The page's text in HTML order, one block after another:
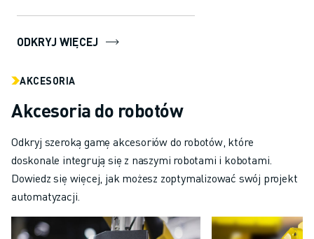
pomocniczych. Ro...
ODKRYJ WIĘCEJ
AKCESORIA
Akcesoria do robotów
Odkryj szeroką gamę akcesoriów do robotów, które
doskonale integrują się z naszymi robotami i kobotami.
Dowiedz się więcej, jak możesz zoptymalizować swój projekt
automatyzacji.